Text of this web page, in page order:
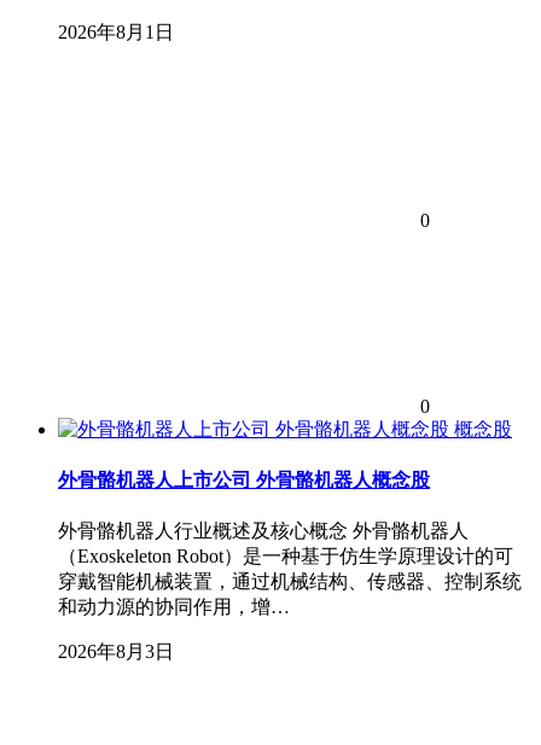
2026年8月1日
0
0
概念股
外骨骼机器人上市公司 外骨骼机器人概念股
外骨骼机器人行业概述及核心概念 外骨骼机器人
（Exoskeleton Robot）是一种基于仿生学原理设计的可
穿戴智能机械装置，通过机械结构、传感器、控制系统
和动力源的协同作用，增…
2026年8月3日